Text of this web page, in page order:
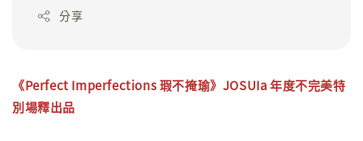
分享
《Perfect Imperfections瑕不掩瑜》JOSUIa 年度不完美特
別場釋出品